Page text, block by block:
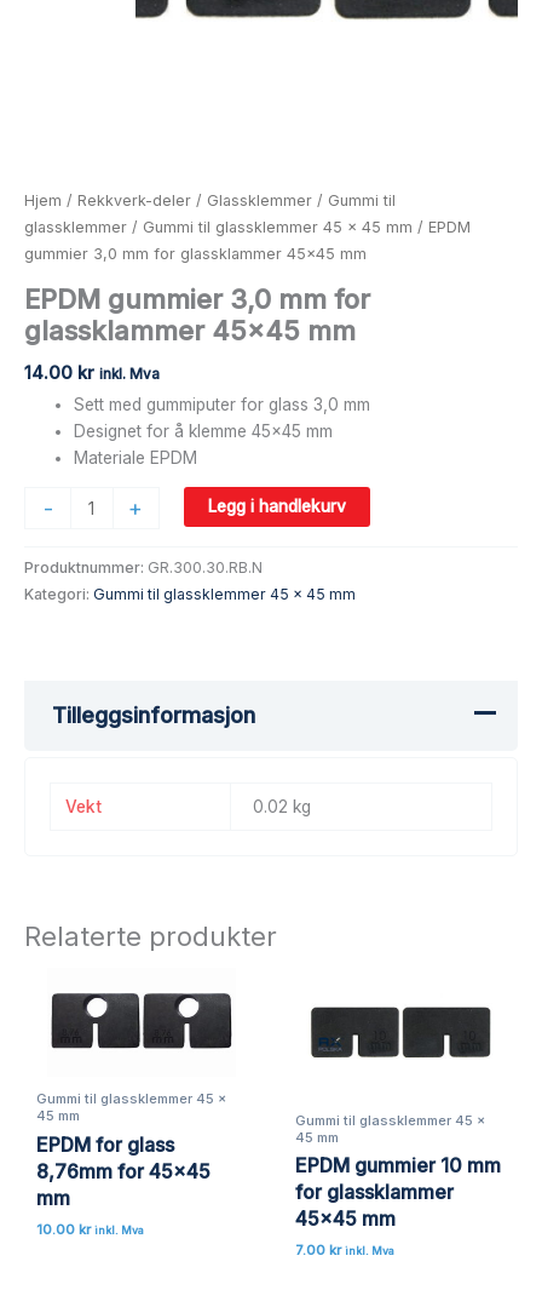
Hjem / Rekkverk-deler / Glassklemmer / Gummi til
glassklemmer / Gummi til glassklemmer 45 x 45 mm / EPDM
gummier 3,0 mm for glassklammer 45×45 mm
EPDM gummier 3,0 mm for
glassklammer 45×45 mm
14.00 kr inkl. Mva
Sett med gummiputer for glass 3,0 mm
Designet for å klemme 45×45 mm
Materiale EPDM
- + Legg i handlekurv
Produktnummer: GR.300.30.RB.N
Kategori: Gummi til glassklemmer 45 x 45 mm
Tilleggsinformasjon
Vekt 0.02 kg
Relaterte produkter
Gummi til glassklemmer 45 x
45 mm
EPDM for glass
8,76mm for 45×45
mm
10.00 kr inkl. Mva
Gummi til glassklemmer 45 x
45 mm
EPDM gummier 10 mm
for glassklammer
45×45 mm
7.00 kr inkl. Mva